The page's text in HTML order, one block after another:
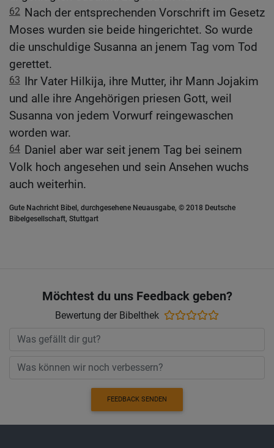
62 Nach der entsprechenden Vorschrift im Gesetz
Moses wurden sie beide hingerichtet. So wurde
die unschuldige Susanna an jenem Tag vom Tod
gerettet.
63 Ihr Vater Hilkija, ihre Mutter, ihr Mann Jojakim
und alle ihre Angehörigen priesen Gott, weil
Susanna von jedem Vorwurf reingewaschen
worden war.
64 Daniel aber war seit jenem Tag bei seinem
Volk hoch angesehen und sein Ansehen wuchs
auch weiterhin.
Gute Nachricht Bibel, durchgesehene Neuausgabe, © 2018 Deutsche
Bibelgesellschaft, Stuttgart
Möchtest du uns Feedback geben?
Bewertung der Bibelthek
FEEDBACK SENDEN